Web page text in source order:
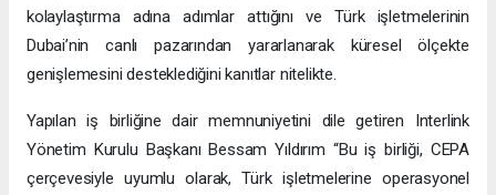
kolaylaştırma adına adımlar attığını ve Türk işletmelerinin
Dubai’nin canlı pazarından yararlanarak küresel ölçekte
genişlemesini desteklediğini kanıtlar nitelikte.
Yapılan iş birliğine dair memnuniyetini dile getiren Interlink
Yönetim Kurulu Başkanı Bessam Yıldırım “Bu iş birliği, CEPA
çerçevesiyle uyumlu olarak, Türk işletmelerine operasyonel